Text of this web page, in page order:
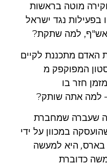
מוטה בראשות
בפעילות נגד ישראל
אש"ף, למה שתקת?
האדם מתכננת לקיים
המפוקפק מ
מזמן חזר בו
למה אתה שותק?
שעברה שמחברת
במכוון על ידי
בארס, היא למעשה
כדוברת